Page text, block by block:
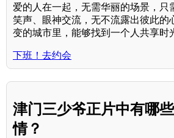
爱的人在一起，无需华丽的场景，只
笑声、眼神交流，无不流露出彼此的
变的城市里，能够找到一个人共享时
下班！去约会
津门三少爷正片中有哪
情？